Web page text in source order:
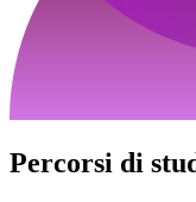
Percorsi di